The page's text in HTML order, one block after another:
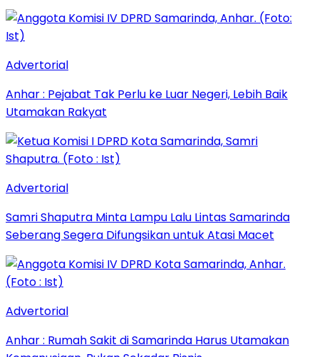
Advertorial
Anhar : Pejabat Tak Perlu ke Luar Negeri, Lebih Baik
Utamakan Rakyat
Advertorial
Samri Shaputra Minta Lampu Lalu Lintas Samarinda
Seberang Segera Difungsikan untuk Atasi Macet
Advertorial
Anhar : Rumah Sakit di Samarinda Harus Utamakan